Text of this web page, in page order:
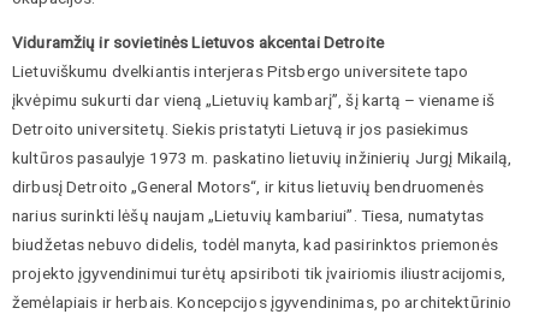
Viduramžių ir sovietinės Lietuvos akcentai Detroite
Lietuviškumu dvelkiantis interjeras Pitsbergo universitete tapo
įkvėpimu sukurti dar vieną „Lietuvių kambarį”, šį kartą – viename iš
Detroito universitetų. Siekis pristatyti Lietuvą ir jos pasiekimus
kultūros pasaulyje 1973 m. paskatino lietuvių inžinierių Jurgį Mikailą,
dirbusį Detroito „General Motors“, ir kitus lietuvių bendruomenės
narius surinkti lėšų naujam „Lietuvių kambariui”. Tiesa, numatytas
biudžetas nebuvo didelis, todėl manyta, kad pasirinktos priemonės
projekto įgyvendinimui turėtų apsiriboti tik įvairiomis iliustracijomis,
žemėlapiais ir herbais. Koncepcijos įgyvendinimas, po architektūrinio